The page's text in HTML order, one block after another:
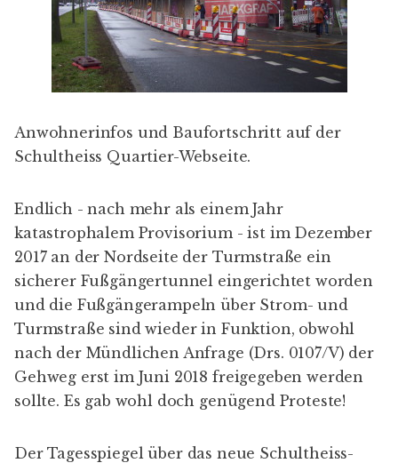
Anwohnerinfos und Baufortschritt auf der
Schultheiss Quartier-Webseite.
Endlich - nach mehr als einem Jahr
katastrophalem Provisorium - ist im Dezember
2017 an der Nordseite der Turmstraße ein
sicherer Fußgängertunnel eingerichtet worden
und die Fußgängerampeln über Strom- und
Turmstraße sind wieder in Funktion, obwohl
nach der Mündlichen Anfrage (Drs. 0107/V) der
Gehweg erst im Juni 2018 freigegeben werden
sollte. Es gab wohl doch genügend Proteste!
DerTagesspiegel über das neue Schultheiss-